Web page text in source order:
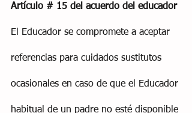
Artículo # 15 del acuerdo del educador
El Educador se compromete a aceptar
referencias para cuidados sustitutos
ocasionales en caso de que el Educador
habitual de un padre no esté disponible